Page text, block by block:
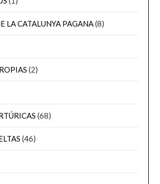
LA CATALUNYA PAGANA(8)
(2)
(68)
(46)